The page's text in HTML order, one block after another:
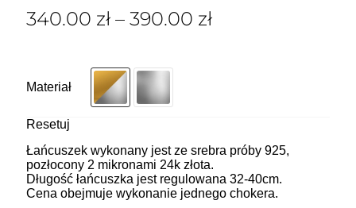
340.00 zł – 390.00 zł
Materiał
Resetuj
Łańcuszek wykonany jest ze srebra próby 925,
pozłocony 2 mikronami 24k złota.
Długość łańcuszka jest regulowana 32-40cm.
Cena obejmuje wykonanie jednego chokera.